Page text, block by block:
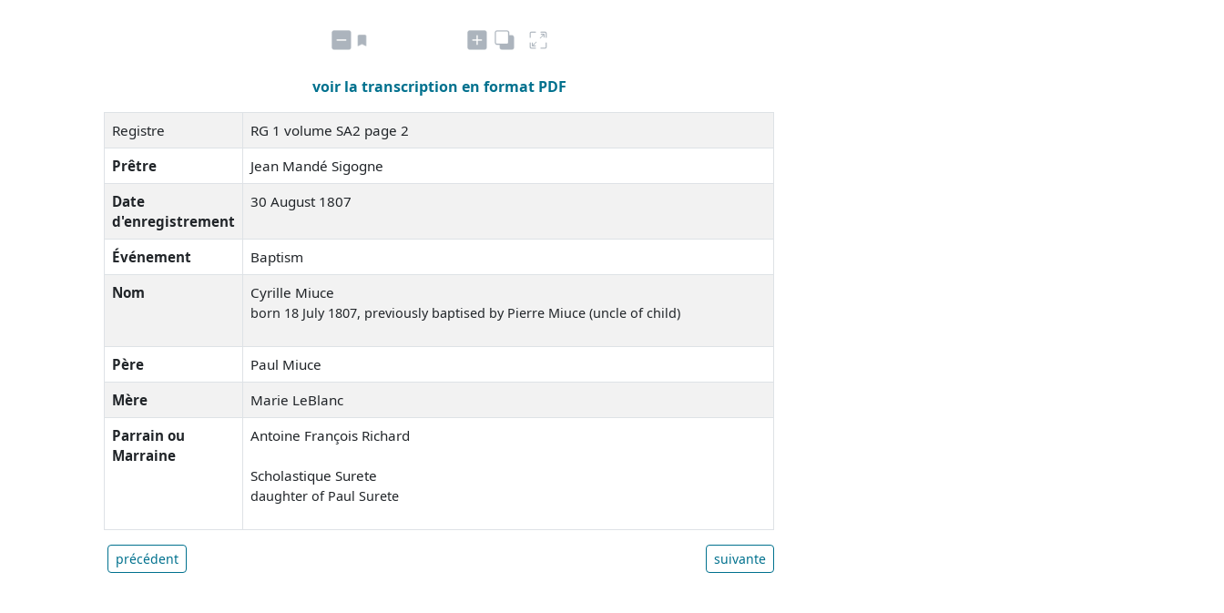
voir la transcription en format PDF
Registre
RG 1 volume SA2 page 2
Prêtre
Jean Mandé Sigogne
Date
d'enregistrement
30 August 1807
Événement
Baptism
Nom
Cyrille Miuce
born 18 July 1807, previously baptised by Pierre Miuce (uncle of child)
Père
Paul Miuce
Mère
Marie LeBlanc
Parrain ou
Marraine
Antoine François Richard
Scholastique Surete
daughter of Paul Surete
précédent suivante